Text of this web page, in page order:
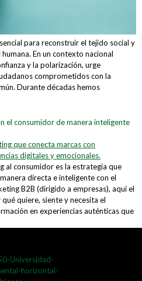
para reconstruir el tejido social y
En un contexto nacional
y la polarización, urge
comprometidos con la
Durante décadas hemos
el consumidor de manera inteligente
al consumidor es la estrategia que
directa e inteligente con el
B2B (dirigido a empresas), aquí el
quiere, siente y necesita el
en experiencias auténticas que